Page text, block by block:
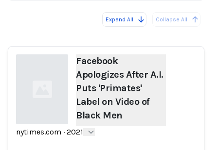
Expand All Collapse All
Facebook
Apologizes After A.I.
Puts 'Primates'
Label on Video of
Black Men
nytimes.com · 2021